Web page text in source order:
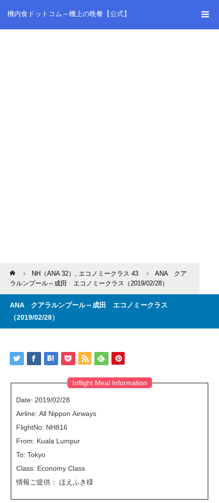
機内食ドットコム～機上の晩餐【公式】
Home NH（ANA 32） , エコノミークラス 43
ANA クア
ラルンプール～成田 エコノミークラス（2019/02/28）
ANA クアラルンプール～成田 エコノミークラス
（2019/02/28）
Inflight Meal Information
Date: 2019/02/28
Airline: All Nippon Airways
FlightNo: NH816
From: Kuala Lumpur
To: Tokyo
Class: Economy Class
情報ご提供： ほえふき様